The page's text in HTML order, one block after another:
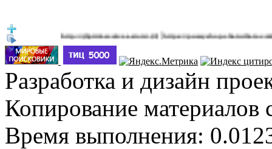
http://jbprimecurves.store/(3)|https://pussyshop.chaturbate.com/male-
Разработка и дизайн
Копирование материалов
Время выполнения: